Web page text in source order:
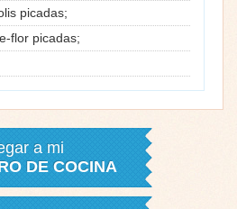
picadas;
flor picadas;
a mi
DE COCINA